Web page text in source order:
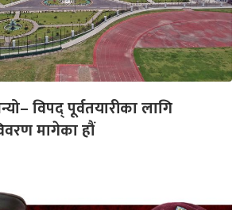
विपद् पूर्वतयारीका लागि
मागेका हौं